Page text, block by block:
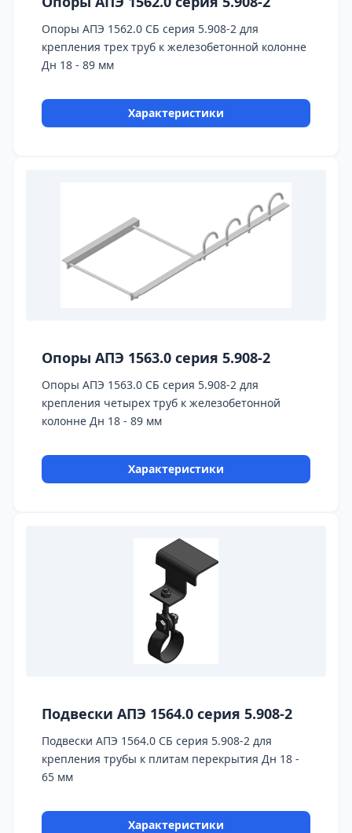
Опоры АПЭ 1562.0 СБ серия 5.908-2 для
крепления трех труб к железобетонной колонне
Дн 18 - 89 мм
Характеристики
Опоры АПЭ 1563.0 серия 5.908-2
Опоры АПЭ 1563.0 СБ серия 5.908-2 для
крепления четырех труб к железобетонной
колонне Дн 18 - 89 мм
Характеристики
Подвески АПЭ 1564.0 серия 5.908-2
Подвески АПЭ 1564.0 СБ серия 5.908-2 для
крепления трубы к плитам перекрытия Дн 18 -
65 мм
Характеристики